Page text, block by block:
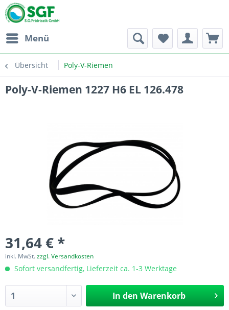
Menü
Übersicht Poly-V-Riemen
Poly-V-Riemen 1227 H6 EL 126.478
31,64 € *
inkl. MwSt.zzgl. Versandkosten
Sofort versandfertig, Lieferzeit ca. 1-3 Werktage
In den Warenkorb